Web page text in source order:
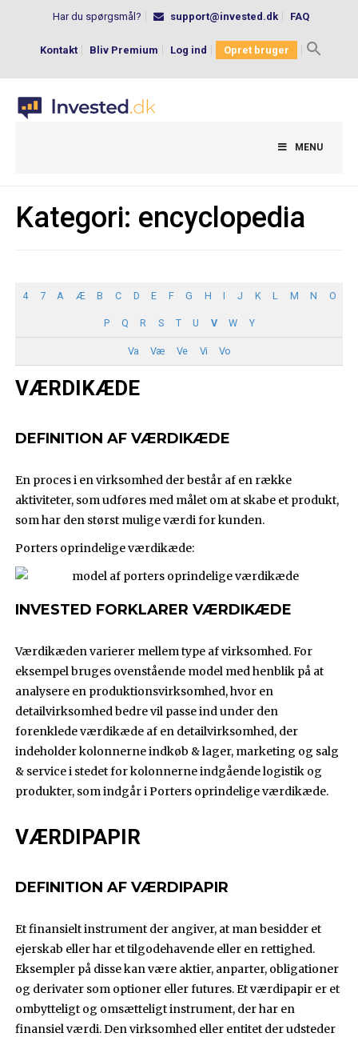
Har du spørgsmål? support@invested.dk FAQ
Kontakt Bliv Premium Log ind Opret bruger
Search
MENU
Kategori: encyclopedia
4 7 A Æ B C D E F G H I J K L M N O
P Q R S T U V W Y
Va Væ Ve Vi Vo
VÆRDIKÆDE
DEFINITION AF VÆRDIKÆDE
En proces i en virksomhed der består af en række
aktiviteter, som udføres med målet om at skabe et produkt,
som har den størst mulige værdi for kunden.
Porters oprindelige værdikæde:
INVESTED FORKLARER VÆRDIKÆDE
Værdikæden varierer mellem type af virksomhed. For
eksempel bruges ovenstående model med henblik på at
analysere en produktionsvirksomhed, hvor en
detailvirksomhed bedre vil passe ind under den
forenklede værdikæde af en detailvirksomhed, der
indeholder kolonnerne indkøb & lager, marketing og salg
& service i stedet for kolonnerne indgående logistik og
produkter, som indgår i Porters oprindelige værdikæde.
VÆRDIPAPIR
DEFINITION AF VÆRDIPAPIR
Et finansielt instrument der angiver, at man besidder et
ejerskab eller har et tilgodehavende eller en rettighed.
Eksempler på disse kan være aktier, anparter, obligationer
og derivater som optioner eller futures. Et værdipapir er et
ombytteligt og omsætteligt instrument, der har en
finansiel værdi. Den virksomhed eller entitet der udsteder